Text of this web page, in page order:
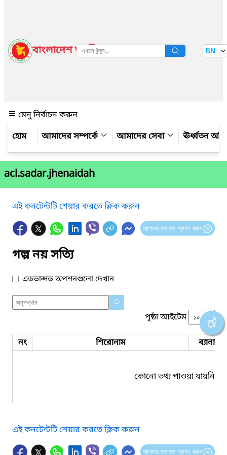
বাংলাদেশ জাতীয় তথ্য বাতায়ন BN
মেনু নির্বাচন করুন
আমাদের সম্পর্কে
আমাদের সেবা ঊর্ধ্বতন
acl.sadar.jhenaidah
এই কনটেন্টটি শেয়ার করতে ক্লিক করুন
আপনার মতামত প্রদান করুন
গল্প নয় সত্যি
এডভান্সড অপশনগুলো দেখান
পৃষ্ঠা আইটেম
নং শিরোনাম ব্যানার
কোনো তথ্য পাওয়া যায়নি।
এই কনটেন্টটি শেয়ার করতে ক্লিক করুন
আপনার মতামত প্রদান করুন